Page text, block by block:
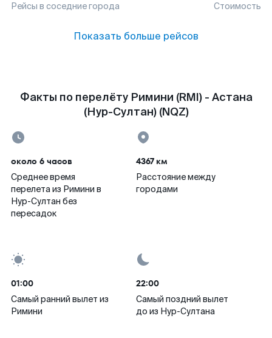
Рейсы в соседние города Стоимость
Показать больше рейсов
Факты по перелёту Римини (RMI) - Астана
(Нур-Султан) (NQZ)
около 6 часов
Среднее время
перелета из Римини в
Нур-Султан без
пересадок
4367 км
Расстояние между
городами
01:00
Самый ранний вылет из
Римини
22:00
Самый поздний вылет
до из Нур-Султана